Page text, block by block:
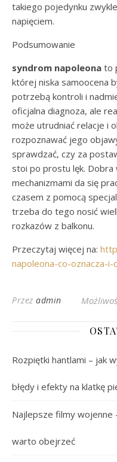
takiego pojedynku
napięciem.
Podsumowanie
syndrom napoleona to
której niska samoocena
potrzebą kontroli i
oficjalna diagnoza, ale
może utrudniać relacje i
rozpoznawać jego
sprawdzać, czy za
stoi po prostu lęk. Dobra
mechanizmami da się
czasem z pomocą
trzeba do tego nosić
rozkazów z balkonu.
Przeczytaj więcej na:
napoleona-co-oznacza-
Przez admin
Rozpiętki hantlami – jak
błędy i efekty na klatkę
Najlepsze filmy
warto obejrzeć